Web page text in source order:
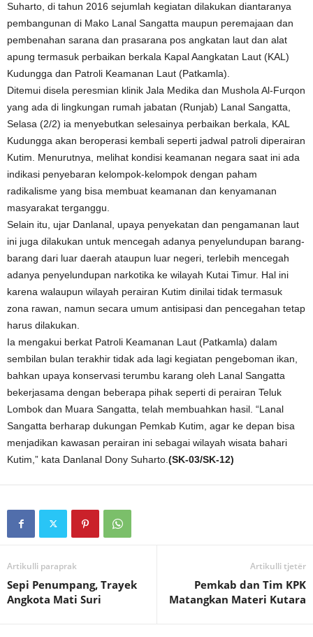
Suharto, di tahun 2016 sejumlah kegiatan dilakukan diantaranya
pembangunan di Mako Lanal Sangatta maupun peremajaan dan
pembenahan sarana dan prasarana pos angkatan laut dan alat
apung termasuk perbaikan berkala Kapal Aangkatan Laut (KAL)
Kudungga dan Patroli Keamanan Laut (Patkamla).
Ditemui disela peresmian klinik Jala Medika dan Mushola Al-Furqon
yang ada di lingkungan rumah jabatan (Runjab) Lanal Sangatta,
Selasa (2/2) ia menyebutkan selesainya perbaikan berkala, KAL
Kudungga akan beroperasi kembali seperti jadwal patroli diperairan
Kutim. Menurutnya, melihat kondisi keamanan negara saat ini ada
indikasi penyebaran kelompok-kelompok dengan paham
radikalisme yang bisa membuat keamanan dan kenyamanan
masyarakat terganggu.
Selain itu, ujar Danlanal, upaya penyekatan dan pengamanan laut
ini juga dilakukan untuk mencegah adanya penyelundupan barang-
barang dari luar daerah ataupun luar negeri, terlebih mencegah
adanya penyelundupan narkotika ke wilayah Kutai Timur. Hal ini
karena walaupun wilayah perairan Kutim dinilai tidak termasuk
zona rawan, namun secara umum antisipasi dan pencegahan tetap
harus dilakukan.
Ia mengakui berkat Patroli Keamanan Laut (Patkamla) dalam
sembilan bulan terakhir tidak ada lagi kegiatan pengeboman ikan,
bahkan upaya konservasi terumbu karang oleh Lanal Sangatta
bekerjasama dengan beberapa pihak seperti di perairan Teluk
Lombok dan Muara Sangatta, telah membuahkan hasil. “Lanal
Sangatta berharap dukungan Pemkab Kutim, agar ke depan bisa
menjadikan kawasan perairan ini sebagai wilayah wisata bahari
Kutim,” kata Danlanal Dony Suharto. (SK-03/SK-12)
Artikulli paraprak
Sepi Penumpang, Trayek
Angkota Mati Suri
Artikulli tjetër
Pemkab dan Tim KPK
Matangkan Materi Kutara